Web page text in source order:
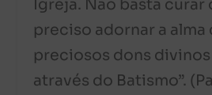
Igreja. Não basta curar
preciso adornar a alma
preciosos dons
através do Batismo”.